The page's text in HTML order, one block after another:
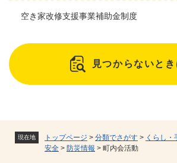
現在地 トップページ > 分類でさがす > くらし・
安全 > 防災情報 > 町内会活動
空き家改修支援事業補助金制度
見つからないとき